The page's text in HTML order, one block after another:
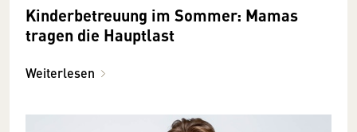
Kinderbetreuung im Sommer: Mamas
tragen die Hauptlast
Weiterlesen